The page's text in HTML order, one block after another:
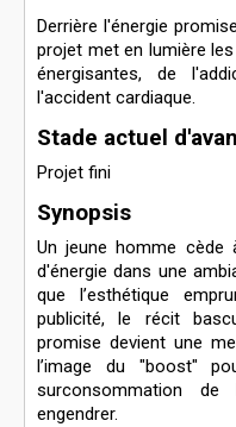
Derrière l'énergie
projet met en lumière
énergisantes, de
l'accident cardiaque.
Stade actuel
Projet fini
Synopsis
Un jeune homme
d'énergie dans une
que l’esthétique
publicité, le récit
promise devient une
l’image du "boost"
surconsommation de
engendrer.